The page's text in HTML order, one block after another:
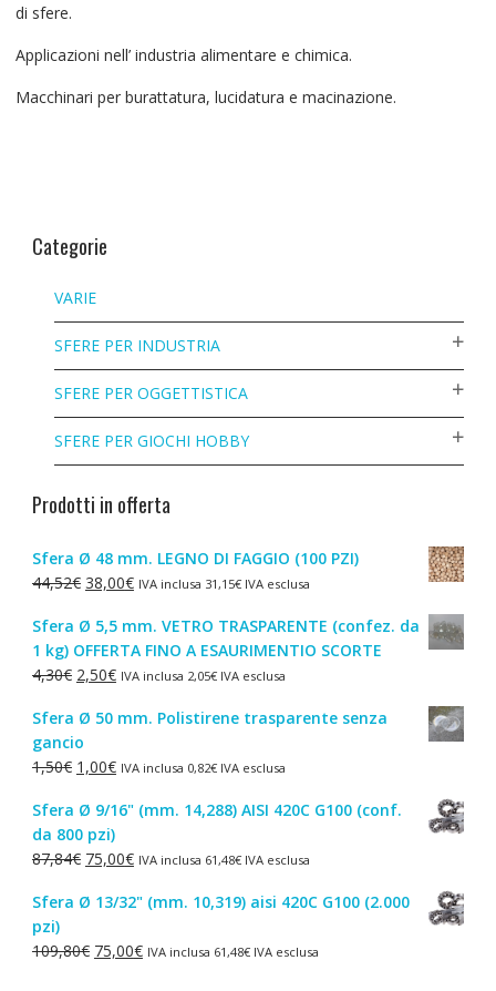
di sfere.
Applicazioni nell’ industria alimentare e chimica.
Macchinari per burattatura, lucidatura e macinazione.
Categorie
VARIE
SFERE PER INDUSTRIA
SFERE PER OGGETTISTICA
SFERE PER GIOCHI HOBBY
Prodotti in offerta
Sfera Ø 48 mm. LEGNO DI FAGGIO (100 PZI)
44,52€ Il
originale
era:
44,52€.
38,00€Il
attuale
è:
38,00€.
IVA inclusa 31,15€IVA esclusa
Sfera Ø 5,5 mm. VETRO TRASPARENTE (confez. da
1 kg) OFFERTA FINO A ESAURIMENTIO SCORTE
4,30€ Il
originale
era:
4,30€.
2,50€Il
attuale
2,50€.
IVA inclusa 2,05€IVA esclusa
Sfera Ø 50 mm. Polistirene trasparente senza
gancio
1,50€ Il
originale
era:
1,50€.
1,00€Il
attuale
è:
1,00€.
IVA inclusa 0,82€IVA esclusa
Sfera Ø 9/16" (mm. 14,288) AISI 420C G100 (conf.
da 800 pzi)
87,84€ Il
originale
87,84€.
75,00€Il
attuale
75,00€.
IVA inclusa 61,48€IVA esclusa
Sfera Ø 13/32" (mm. 10,319) aisi 420C G100 (2.000
pzi)
109,80€ Il
75,00€IlIVA inclusa 61,48€IVA esclusa